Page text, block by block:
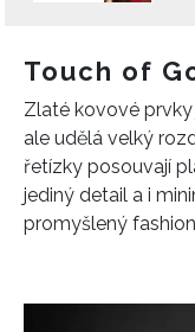
Touch of
Zlaté kovové
ale udělá velký
řetízky posouvají
jediný detail a i
promyšlený